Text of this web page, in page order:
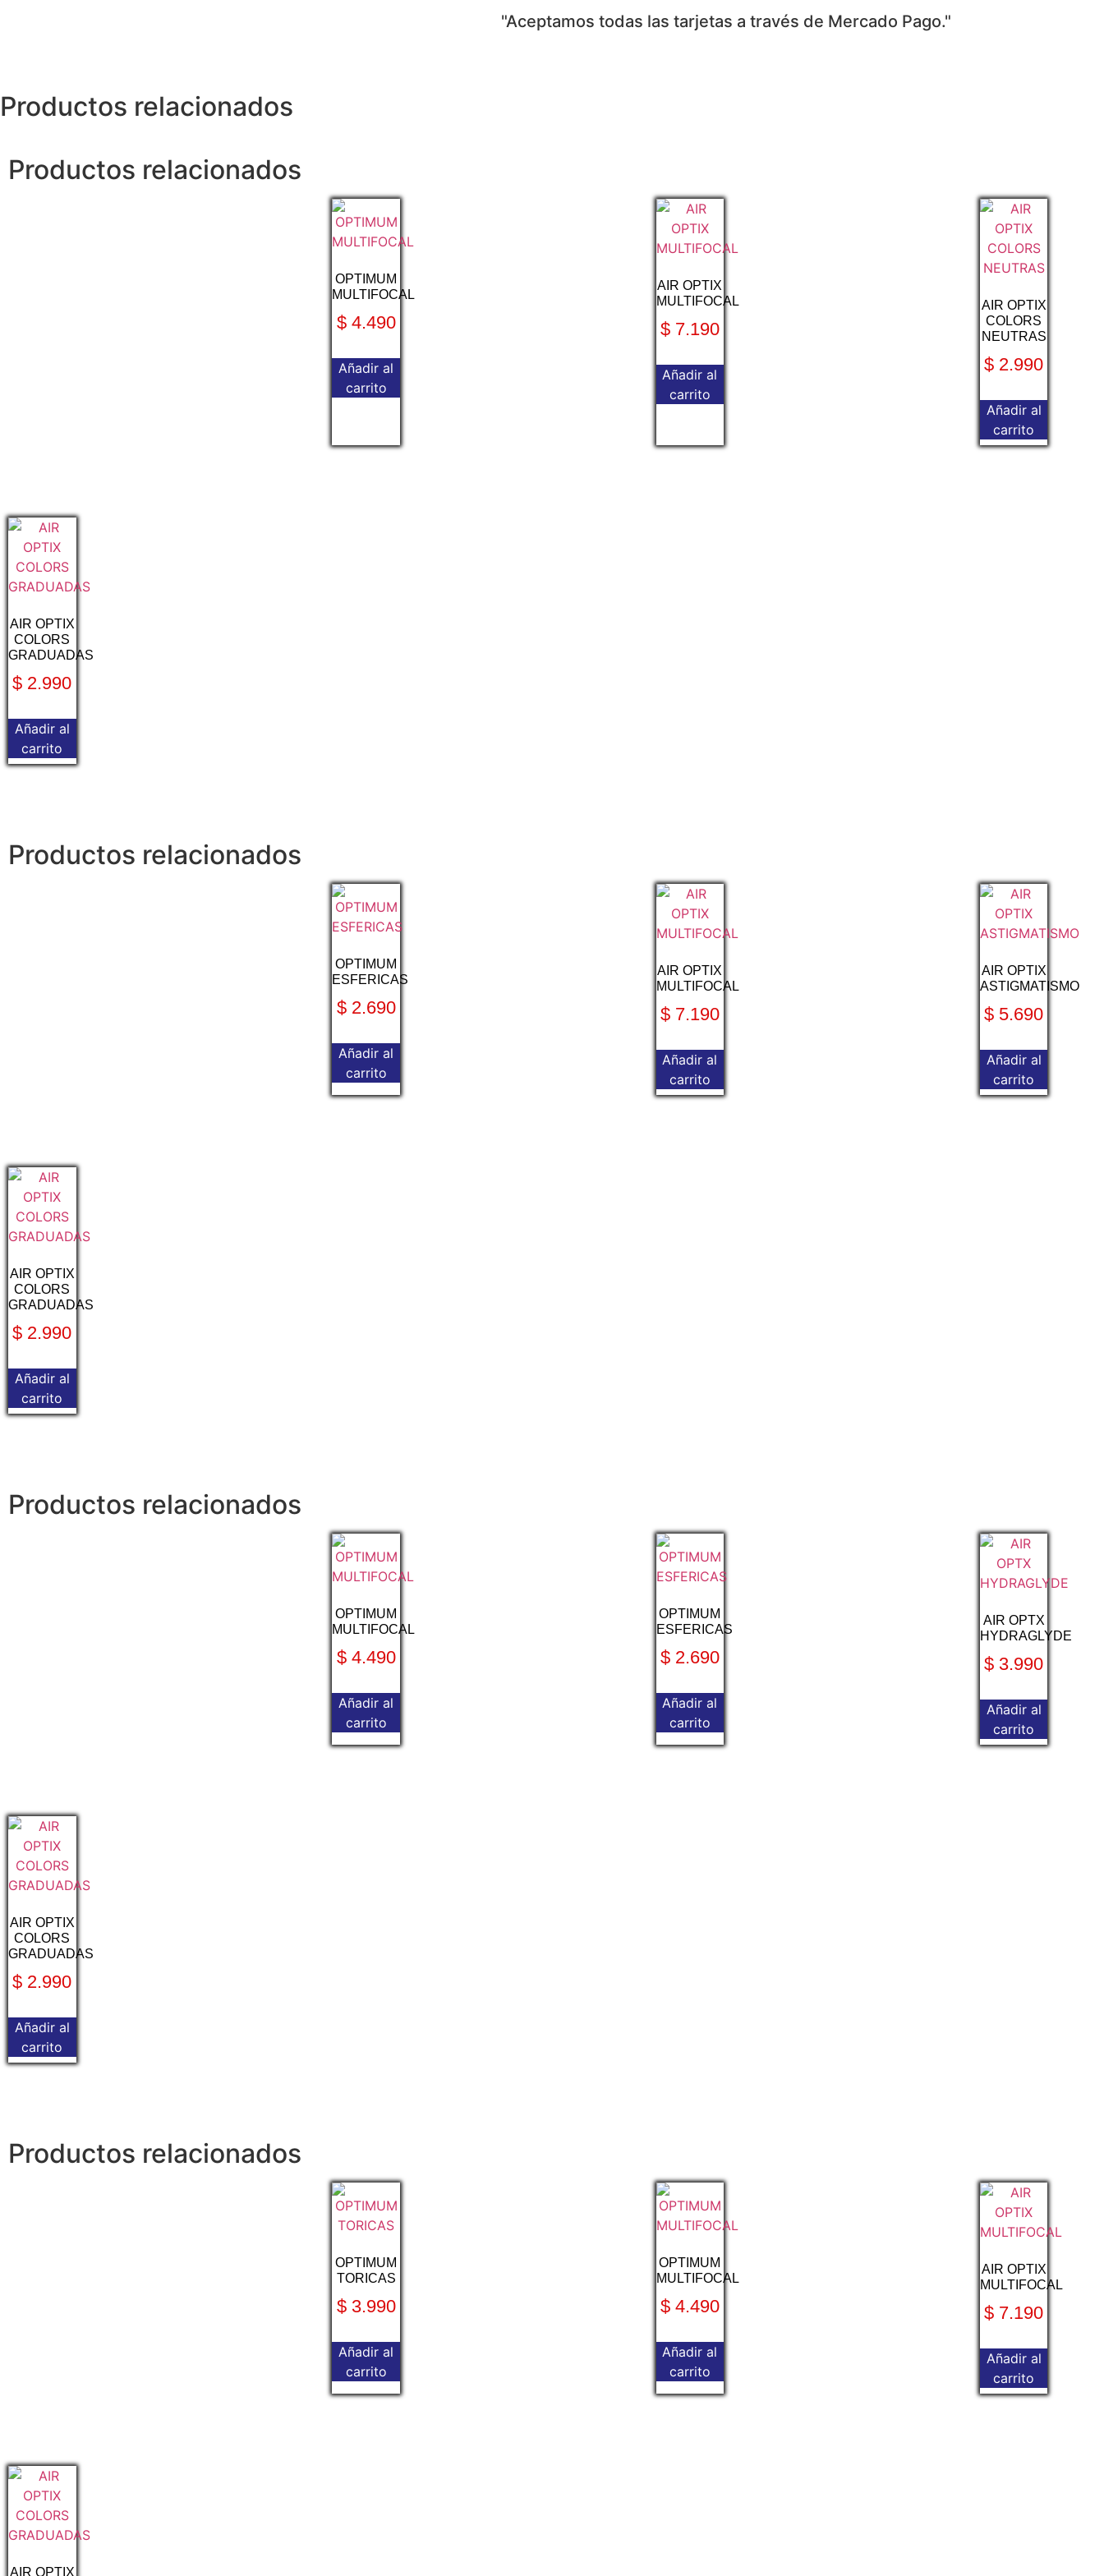
"Aceptamos todas las tarjetas a través de Mercado Pago."
Productos relacionados
Productos relacionados
OPTIMUM
MULTIFOCAL
$4.490
Añadir al
carrito
AIR OPTIX
MULTIFOCAL
$7.190
Añadir al
carrito
AIR OPTIX
COLORS
NEUTRAS
$ 2.990
Añadir al
carrito
AIR OPTIX
COLORS
GRADUADAS
$ 2.990
Añadir al
carrito
Productos relacionados
OPTIMUM
ESFERICAS
$2.690
Añadir al
carrito
AIR OPTIX
MULTIFOCAL
$7.190
Añadir al
carrito
AIR OPTIX
ASTIGMATISMO
$ 5.690
Añadir al
carrito
AIR OPTIX
COLORS
GRADUADAS
$ 2.990
Añadir al
carrito
Productos relacionados
OPTIMUM
MULTIFOCAL
$4.490
Añadir al
carrito
OPTIMUM
ESFERICAS
$2.690
Añadir al
carrito
AIR OPTX
HYDRAGLYDE
$ 3.990
Añadir al
carrito
AIR OPTIX
COLORS
GRADUADAS
$ 2.990
Añadir al
carrito
Productos relacionados
OPTIMUM
TORICAS
$3.990
Añadir al
carrito
OPTIMUM
MULTIFOCAL
$4.490
Añadir al
carrito
AIR OPTIX
MULTIFOCAL
$ 7.190
Añadir al
carrito
AIR OPTIX